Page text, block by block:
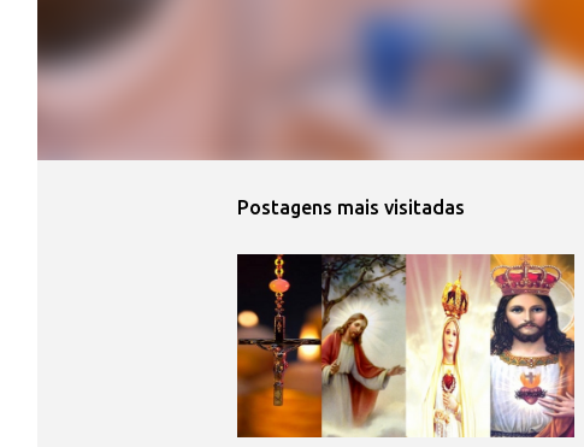
Postagens mais visitadas